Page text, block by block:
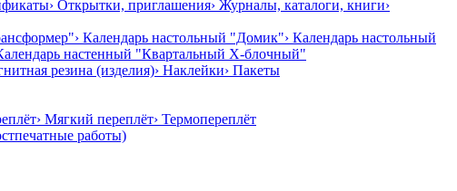
› Открытки, приглашения› Журналы, каталоги, книги›
› Календарь настольный "Домик"› Календарь настольный
настенный "Квартальный Х-блочный"
резина (изделия)› Наклейки› Пакеты
› Мягкий переплёт› Термопереплёт
работы)